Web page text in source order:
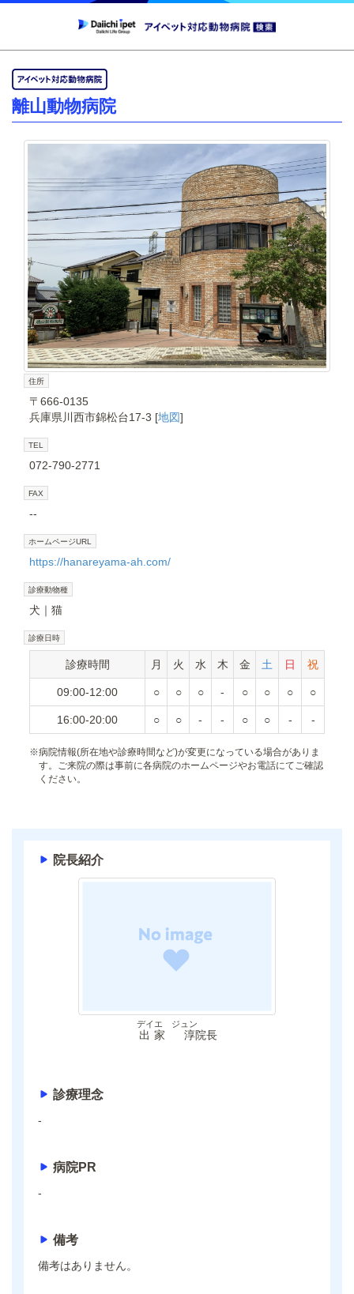
離山動物病院
住所
〒666-0135
兵庫県川西市錦松台17-3 [地図]
TEL
072-790-2771
FAX
--
ホームページURL
https://hanareyama-ah.com/
診療動物種
犬 猫
診療日時
診療時間 月 火 水 木 金 土 日 祝
09:00-12:00 ○ ○ ○ - ○ ○ ○ ○
16:00-20:00 ○ ○ - - ○ ○ - -
※病院情報(所在地や診療時間など)が変更になっている場合がありま
す。ご来院の際は事前に各病院のホームページやお電話にてご確認
ください。
院長紹介
出家 淳
デイエ ジュン
院長
診療理念
-
病院PR
-
備考
備考はありません。